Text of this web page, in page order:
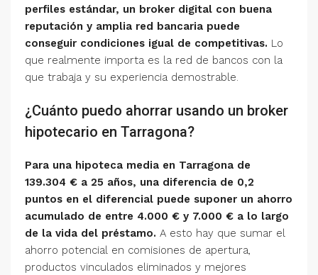
perfiles estándar, un broker digital con buena
reputación y amplia red bancaria puede
conseguir condiciones igual de competitivas. Lo
que realmente importa es la red de bancos con la
que trabaja y su experiencia demostrable.
¿Cuánto puedo ahorrar usando un broker
hipotecario en Tarragona?
Para una hipoteca media en Tarragona de
139.304 € a 25 años, una diferencia de 0,2
puntos en el diferencial puede suponer un ahorro
acumulado de entre 4.000 € y 7.000 € a lo largo
de la vida del préstamo. A esto hay que sumar el
ahorro potencial en comisiones de apertura,
productos vinculados eliminados y mejores